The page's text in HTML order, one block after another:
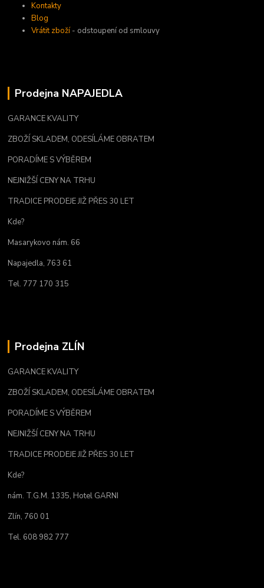
Kontakty
Blog
Vrátit zboží- odstoupení od smlouvy
Prodejna NAPAJEDLA
GARANCE KVALITY
ZBOŽÍ SKLADEM, ODESÍLÁME OBRATEM
PORADÍME S VÝBĚREM
NEJNIŽŠÍ CENY NA TRHU
TRADICE PRODEJE JIŽ PŘES 30 LET
Kde?
Masarykovo nám. 66
Napajedla, 763 61
Tel. 777 170 315
Prodejna ZLÍN
GARANCE KVALITY
ZBOŽÍ SKLADEM, ODESÍLÁME OBRATEM
PORADÍME S VÝBĚREM
NEJNIŽŠÍ CENY NA TRHU
TRADICE PRODEJE JIŽ PŘES 30 LET
Kde?
nám. T.G.M. 1335, Hotel GARNI
Zlín, 760 01
Tel. 608 982 777